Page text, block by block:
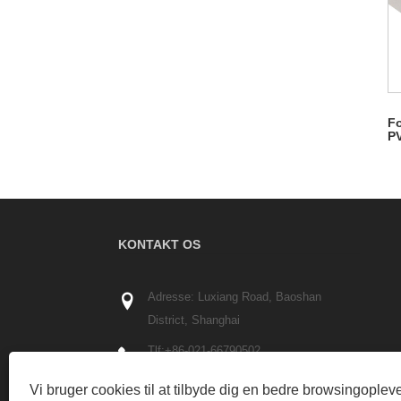
KONTAKT OS
Adresse: Luxiang Road, Baoshan
District, Shanghai
Tlf:+86-021-66790502
telefon:+86-13402161881
Vi bruger cookies til at tilbyde dig en bedre